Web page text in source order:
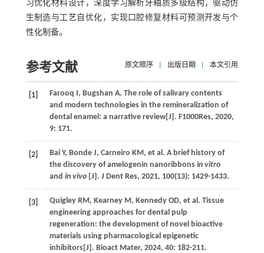
习优化材料设计，深度学习解析牙釉质多级结构，驱动仿
生制造与工艺自优化，实现口腔修复材料可预测开发与个
性化制备。
参考文献 原文顺序 出版日期 本文引用
[1] Farooq , Bugshan A. The role of salivary contents
and modern technologies in the remineralization of
dental enamel: a narrative review[J]. F1000Res, 2020,
9: 171.
[2] Bai Y, Bonde J, Carneiro KM , et al . A brief history of
the discovery of amelogenin nanoribbons in vitro
and in vivo[J]. J Dent Res, 2021, 100(13): 1429-1433.
[3] Quigley RM , Kearney M , Kennedy OD, et al . Tissue
engineering approaches for dental pulp
regeneration: the development of novel bioactive
materials using pharmacological epigenetic
inhibitors[J]. Bioact Mater, 2024, 40: 182-211.